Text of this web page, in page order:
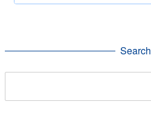
Search